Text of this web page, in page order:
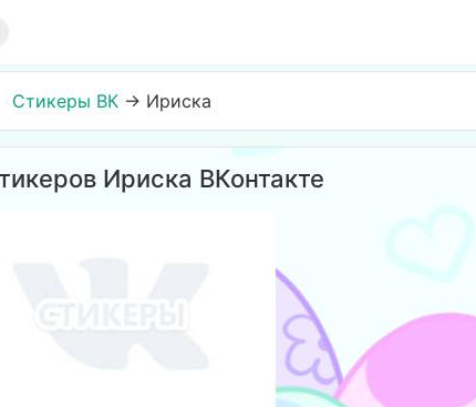
Стикеры ВК → Ириска
Ириска ВКонтакте